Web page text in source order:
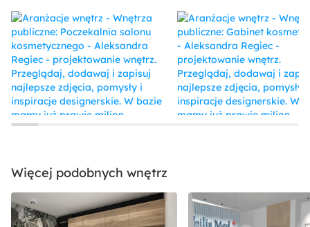
Więcej podobnych wnętrz